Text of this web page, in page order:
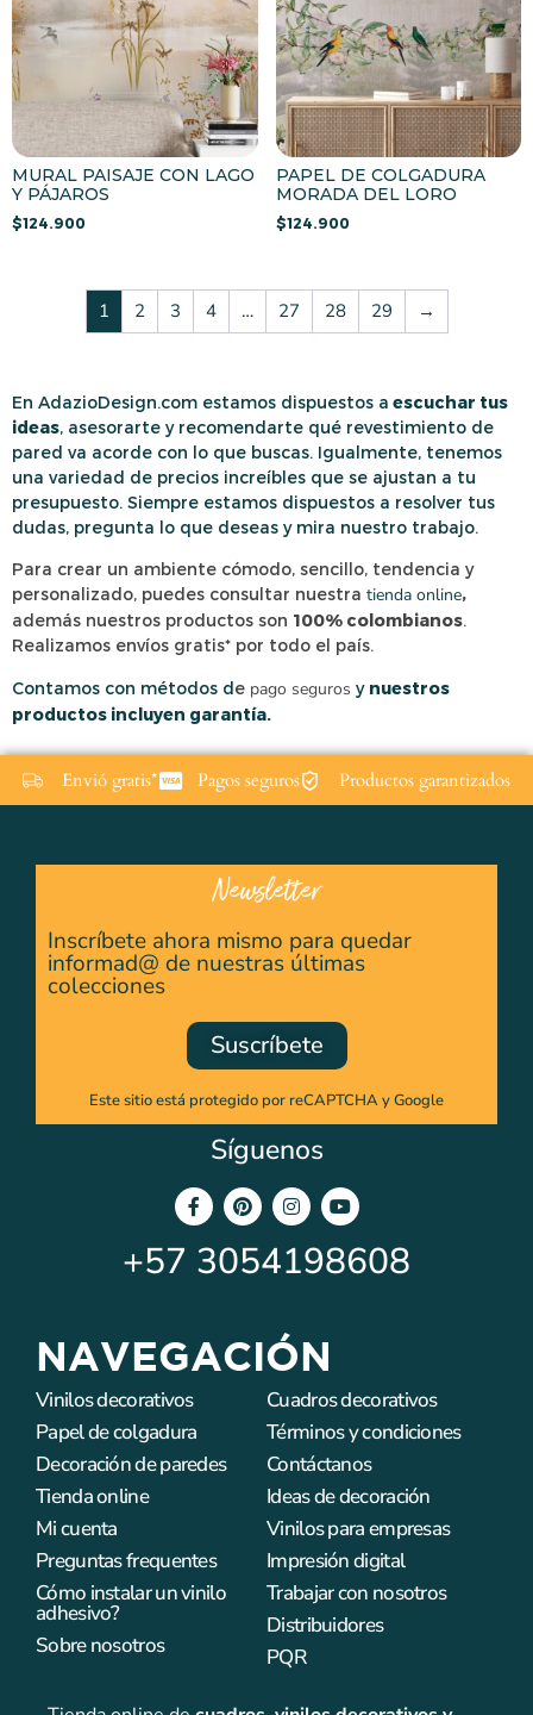
MURAL PAISAJE CON LAGO
Y PÁJAROS
$124.900
PAPEL DE COLGADURA
MORADA DEL LORO
$124.900
1 2 3 4 … 27 28 29 →
En AdazioDesign.com estamos dispuestos a escuchar tus
ideas, asesorarte y recomendarte qué revestimiento de
pared va acorde con lo que buscas. Igualmente, tenemos
una variedad de precios increíbles que se ajustan a tu
presupuesto. Siempre estamos dispuestos a resolver tus
dudas, pregunta lo que deseas y mira nuestro trabajo.
Para crear un ambiente cómodo, sencillo, tendencia y
personalizado, puedes consultar nuestra tienda online,
además nuestros productos son 100% colombianos.
Realizamos envíos gratis* por todo el país.
Contamos con métodos de pago seguros y nuestros
productos incluyen garantía.
Envió gratis* Pagos seguros Productos garantizados
NAVEGACIÓN
Vinilos decorativos
Papel de colgadura
Decoración de paredes
Tienda online
Mi cuenta
Preguntas frequentes
Cómo instalar un vinilo
adhesivo?
Sobre nosotros
Cuadros decorativos
Términos y condiciones
Contáctanos
Ideas de decoración
Vinilos para empresas
Impresión digital
Trabajar con nosotros
Distribuidores
PQR
Newsletter
Inscríbete ahora mismo para quedar
informad@ de nuestras últimas
colecciones
Suscríbete
Este sitio está protegido por reCAPTCHA y Google
Síguenos
+57 3054198608